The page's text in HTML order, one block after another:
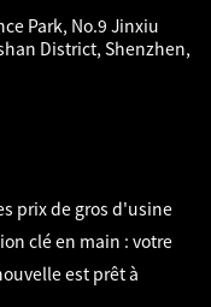
Park, No.9 Jinxiu
District, Shenzhen,
prix de gros d'usine
clé en main : votre
est prêt à